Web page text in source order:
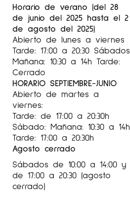
Horario de verano (del 28
de junio del 2025 hasta el 2
de agosto del 2025)
Abierto de lunes a viernes
Tarde: 17:00 a 20:30 Sábados
Mañana: 10:30 a 14h Tarde:
Cerrado
HORARIO SEPTIEMBRE-JUNIO
Abierto de martes a
viernes:
Tarde: de 17:00 a 20:30h
Sábado: Mañana: 10:30 a 14h
Tarde: 17:00 a 20:30h
Agosto cerrado
Sábados de 10:00 a 14:00 y
de 17:00 a 20:30 (agosto
cerrado)